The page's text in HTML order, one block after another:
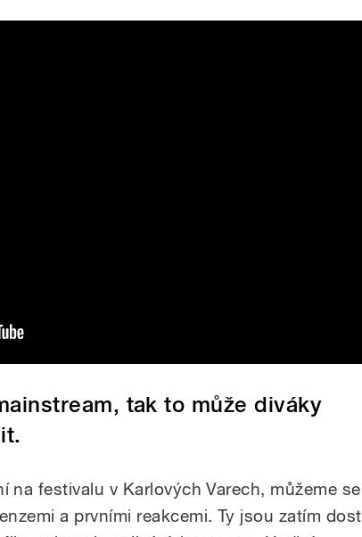
tak to může diváky
na festivalu v Karlových Varech, můžeme se
a prvními reakcemi. Ty jsou zatím dost